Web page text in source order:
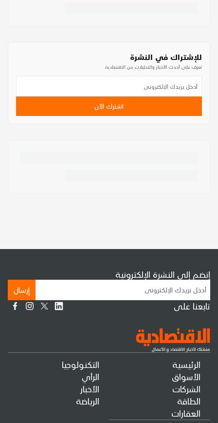
للإشتراك في النشرة
تعرف على أحدث الأخبار والتحليلات من الاقتصادية
اشترك الآن
الرئيسية
الأسواق
الشركات
الطاقة
العقارات
التكنولوجيا
الرأي
الأخبار
الرياضة
إنضم إلى النشرة الإلكترونية
إرسال
تابعنا على